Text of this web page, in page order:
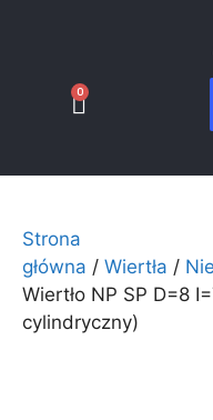
0
Strona
główna / Wiertła /
Wiertło NP SP D=8
cylindryczny)